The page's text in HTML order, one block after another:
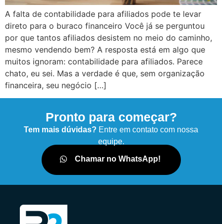
A falta de contabilidade para afiliados pode te levar
direto para o buraco financeiro Você já se perguntou
por que tantos afiliados desistem no meio do caminho,
mesmo vendendo bem? A resposta está em algo que
muitos ignoram: contabilidade para afiliados. Parece
chato, eu sei. Mas a verdade é que, sem organização
financeira, seu negócio […]
Pronto para começar?
Tem mais dúvidas? Entre em contato com nossa
equipe.
Chamar no WhatsApp!